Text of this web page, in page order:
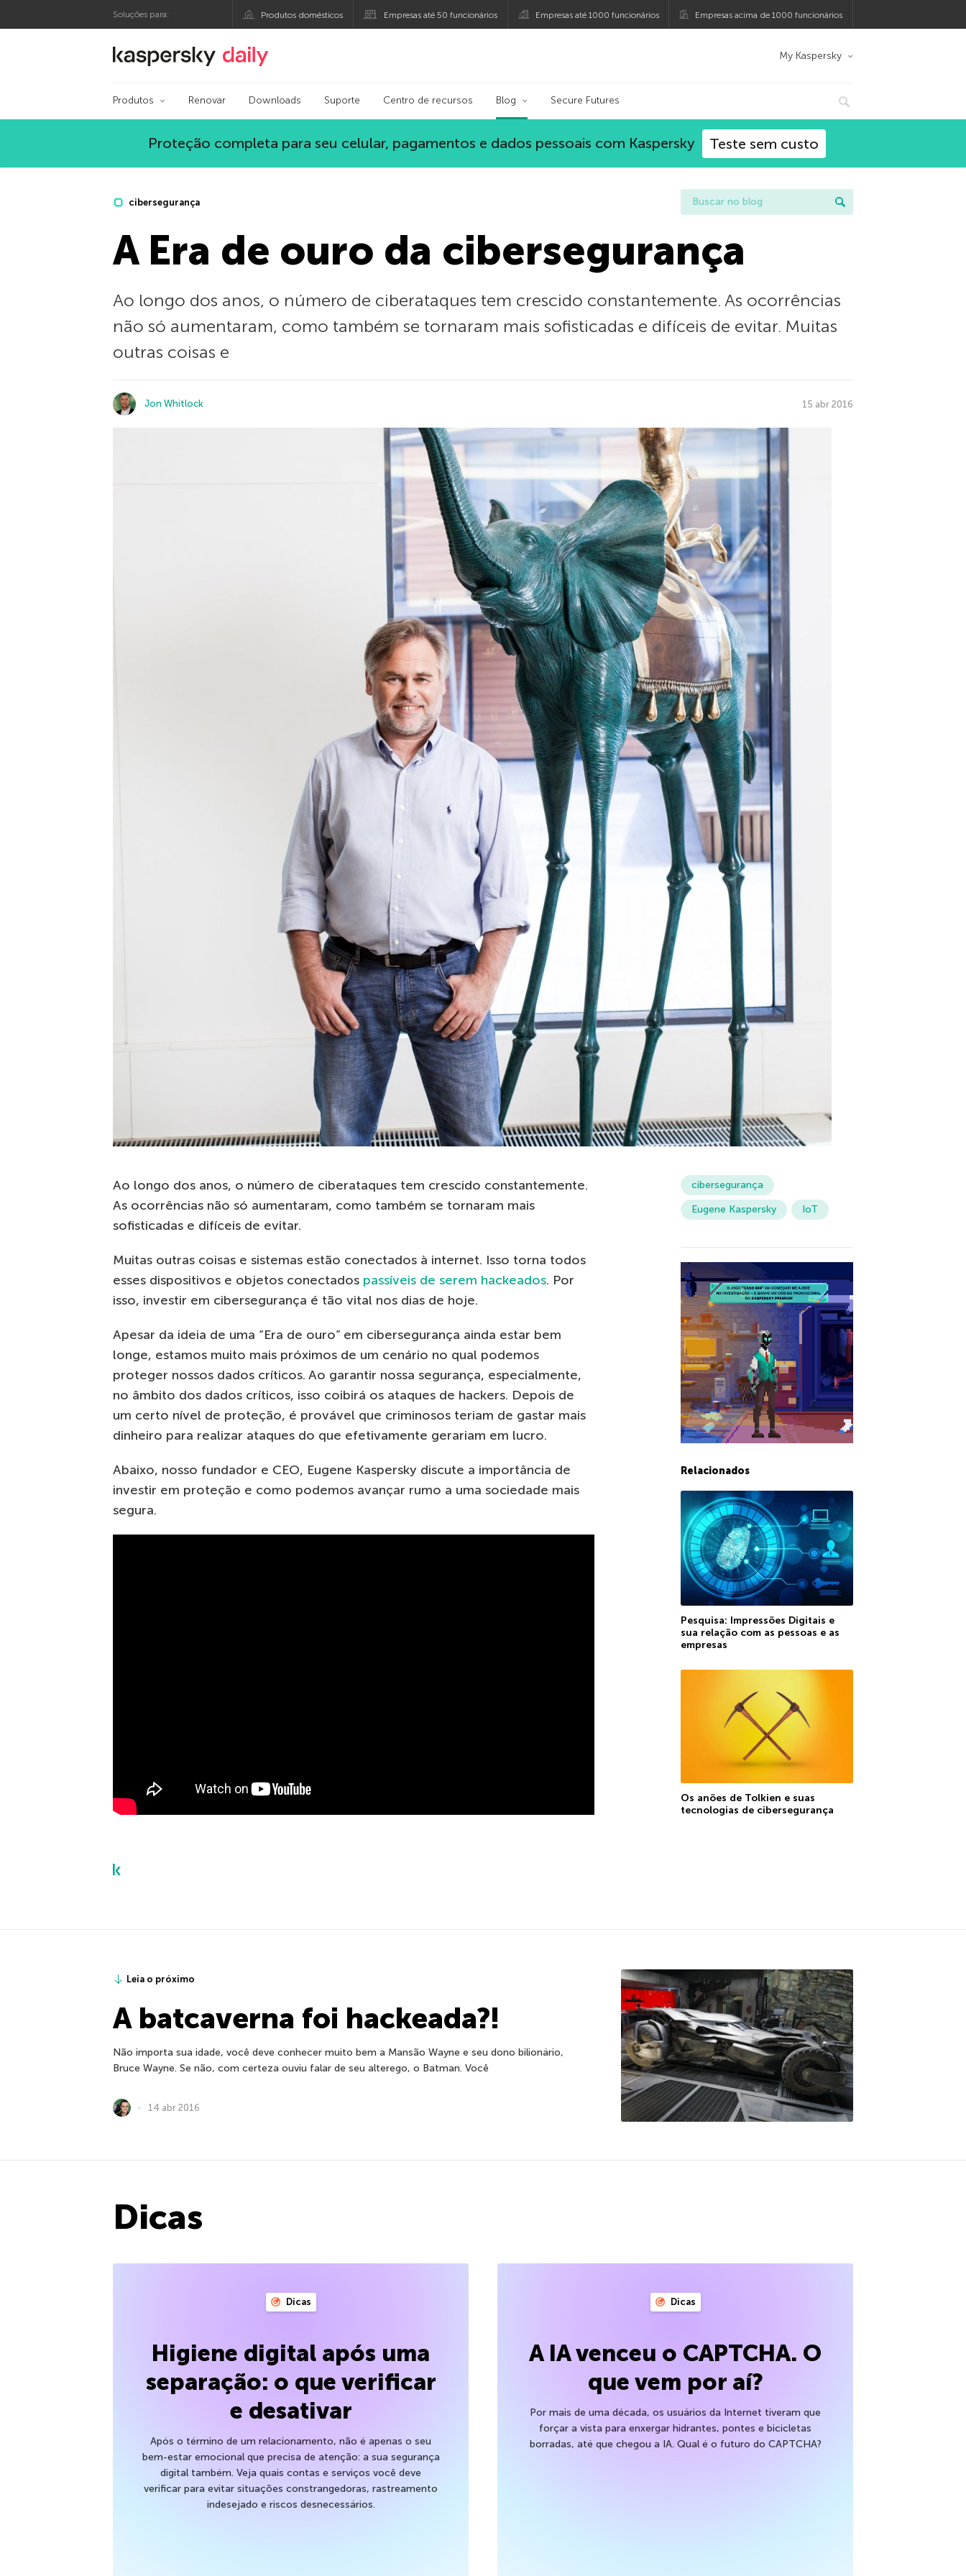
Soluções para: Produtos domésticos Empresas até 50 funcionários Empresas até 1000 funcionários Empresas acima de 1000 funcionários
Blog oficial da Kaspersky My Kaspersky
Produtos Renovar Downloads Suporte Centro de recursos Blog Secure Futures
Proteção completa para seu celular, pagamentos e dados pessoais com Kaspersky Teste sem custo
cibersegurança
A Era de ouro da cibersegurança
Ao longo dos anos, o número de ciberataques tem crescido constantemente. As ocorrências
não só aumentaram, como também se tornaram mais sofisticadas e difíceis de evitar. Muitas
outras coisas e
Jon Whitlock 15 abr 2016
Ao longo dos anos, o número de ciberataques tem crescido constantemente.
As ocorrências não só aumentaram, como também se tornaram mais
sofisticadas e difíceis de evitar.
Muitas outras coisas e sistemas estão conectados à internet. Isso torna todos
esses dispositivos e objetos conectados passíveis de serem hackeados. Por
isso, investir em cibersegurança é tão vital nos dias de hoje.
Apesar da ideia de uma “Era de ouro” em cibersegurança ainda estar bem
longe, estamos muito mais próximos de um cenário no qual podemos
proteger nossos dados críticos. Ao garantir nossa segurança, especialmente,
no âmbito dos dados críticos, isso coibirá os ataques de hackers. Depois de
um certo nível de proteção, é provável que criminosos teriam de gastar mais
dinheiro para realizar ataques do que efetivamente gerariam em lucro.
Abaixo, nosso fundador e CEO, Eugene Kaspersky discute a importância de
investir em proteção e como podemos avançar rumo a uma sociedade mais
segura.
cibersegurança
Eugene Kaspersky
IoT
Relacionados
Pesquisa: Impressões Digitais e
sua relação com as pessoas e as
empresas
Os anões de Tolkien e suas
tecnologias de cibersegurança
Leia o próximo
A batcaverna foi hackeada?!
Não importa sua idade, você deve conhecer muito bem a Mansão Wayne e seu dono bilionário,
Bruce Wayne. Se não, com certeza ouviu falar de seu alterego, o Batman. Você
14 abr 2016
Dicas
Dicas
Higiene digital após uma
separação: o que verificar
e desativar
Após o término de um relacionamento, não é apenas o seu
bem-estar emocional que precisa de atenção: a sua segurança
digital também. Veja quais contas e serviços você deve
verificar para evitar situações constrangedoras, rastreamento
indesejado e riscos desnecessários.
Dicas
A IA venceu o CAPTCHA. O
que vem por aí?
Por mais de uma década, os usuários da Internet tiveram que
forçar a vista para enxergar hidrantes, pontes e bicicletas
borradas, até que chegou a IA. Qual é o futuro do CAPTCHA?